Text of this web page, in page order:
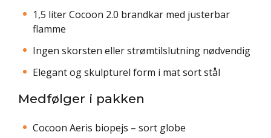
1,5 liter Cocoon 2.0 brandkar med justerbar
flamme
Ingen skorsten eller strømtilslutning nødvendig
Elegant og skulpturel form i mat sort stål
Medfølger i pakken
Cocoon Aeris biopejs – sort globe